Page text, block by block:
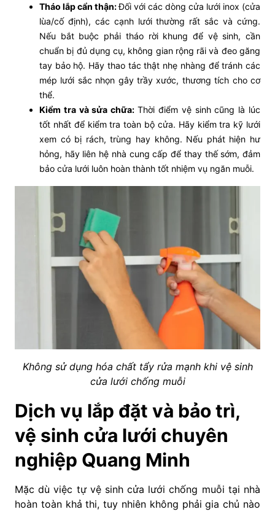
Tháo lắp cẩn thận:Đối với các dòng cửa lưới inox (cửa
lùa/cố định), các cạnh lưới thường rất sắc và cứng.
Nếu bắt buộc phải tháo rời khung để vệ sinh, cần
chuẩn bị đủ dụng cụ, không gian rộng rãi và đeo găng
tay bảo hộ. Hãy thao tác thật nhẹ nhàng để tránh các
mép lưới sắc nhọn gây trầy xước, thương tích cho cơ
thể.
Kiểm tra và sửa chữa:Thời điểm vệ sinh cũng là lúc
tốt nhất để kiểm tra toàn bộ cửa. Hãy kiểm tra kỹ lưới
xem có bị rách, trùng hay không. Nếu phát hiện hư
hỏng, hãy liên hệ nhà cung cấp để thay thế sớm, đảm
bảo cửa lưới luôn hoàn thành tốt nhiệm vụ ngăn muỗi.
Không sử dụng hóa chất tẩy rửa mạnh khi vệ sinh
cửa lưới chống muỗi
Dịch vụ lắp đặt và bảo trì,
vệ sinh cửa lưới chuyên
nghiệp Quang Minh
Mặc dù việc tự vệ sinh cửa lưới chống muỗi tại nhà
hoàn toàn khả thi, tuy nhiên không phải gia chủ nào